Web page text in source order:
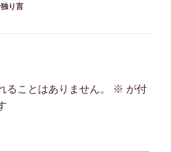
り言
ることはありません。 ※ が付